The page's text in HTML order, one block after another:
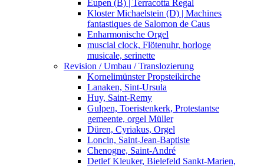
Eupen (B) | Terracotta Regal
Kloster Michaelstein (D) | Machines
fantastiques de Salomon de Caus
Enharmonische Orgel
muscial clock, Flötenuhr, horloge
musicale, serinette
Revision / Umbau / Translozierung
Kornelimünster Propsteikirche
Lanaken, Sint-Ursula
Huy, Saint-Remy
Gulpen, Toeristenkerk, Protestantse
gemeente, orgel Müller
Düren, Cyriakus, Orgel
Loncin, Saint-Jean-Baptiste
Chenogne, Saint-André
Detlef Kleuker, Bielefeld Sankt-Marien,